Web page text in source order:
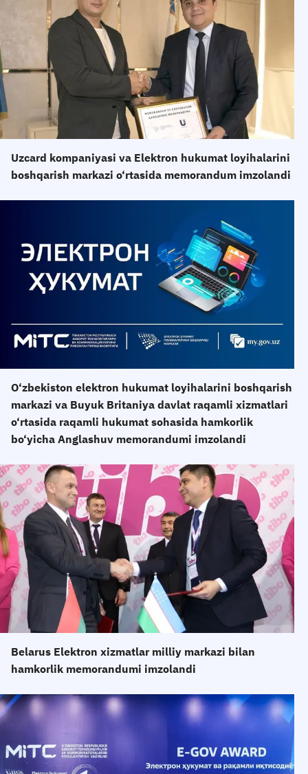
Uzcard kompaniyasi va Elektron hukumat loyihalarini
boshqarish markazi o‘rtasida memorandum imzolandi
O‘zbekiston elektron hukumat loyihalarini boshqarish
markazi va Buyuk Britaniya davlat raqamli xizmatlari
o‘rtasida raqamli hukumat sohasida hamkorlik
bo‘yicha Anglashuv memorandumi imzolandi
Belarus Elektron xizmatlar milliy markazi bilan
hamkorlik memorandumi imzolandi